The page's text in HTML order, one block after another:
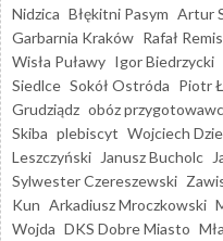
Nidzica Błękitni Pasym Artur
Garbarnia Kraków Rafał
Wisła Puławy Igor Biedrzycki
Siedlce Sokół Ostróda Piotr
Grudziądz obóz
Skiba plebiscyt Wojciech
Leszczyński
Janusz Bucholc
Sylwester Czereszewski
Kun Arkadiusz Mroczkowski
Wojda DKS Dobre Miasto